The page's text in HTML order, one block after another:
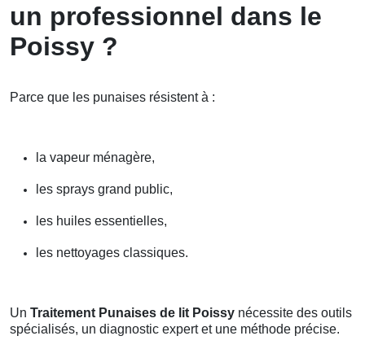
un professionnel dans le
Poissy ?
Parce que les punaises résistent à :
la vapeur ménagère,
les sprays grand public,
les huiles essentielles,
les nettoyages classiques.
Un Traitement Punaises de lit Poissy nécessite des outils
spécialisés, un diagnostic expert et une méthode précise.